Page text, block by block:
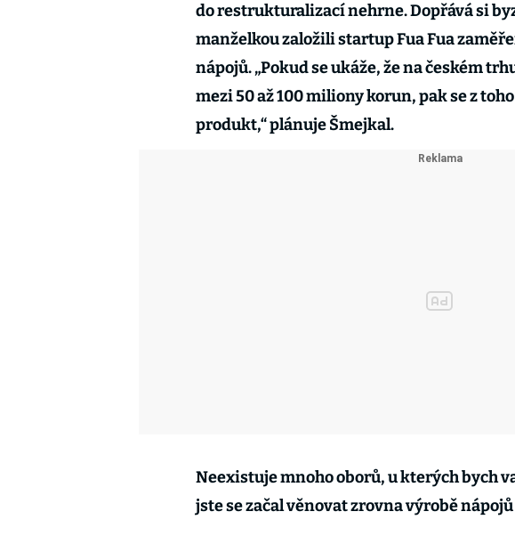
do restrukturalizací nehrne. Dopřává si
manželkou založili startup Fua Fua
nápojů. „Pokud se ukáže, že na českém
mezi 50 až 100 miliony korun, pak se z
produkt,“ plánuje Šmejkal.
Neexistuje mnoho oborů, u kterých bych
jste se začal věnovat zrovna výrobě